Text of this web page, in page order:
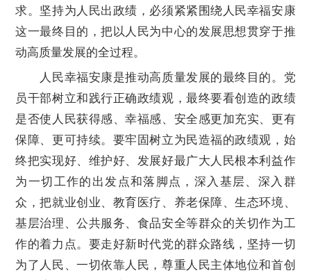
求。坚持为人民出政绩，必须紧紧围绕人民幸福安康
这一最终目的，把以人民为中心的发展思想贯穿于推
动高质量发展的全过程。
人民幸福安康是推动高质量发展的最终目的。党
员干部树立和践行正确政绩观，最终要看创造的政绩
是否使人民获得感、幸福感、安全感更加充实、更有
保障、更可持续。要牢固树立为民造福的政绩观，始
终把实现好、维护好、发展好最广大人民根本利益作
为一切工作的出发点和落脚点，深入基层、深入群
众，把就业创业、教育医疗、养老保障、生态环境、
基层治理、公共服务、食品安全等群众的关切作为工
作的着力点。要走好新时代党的群众路线，坚持一切
为了人民、一切依靠人民，尊重人民主体地位和首创